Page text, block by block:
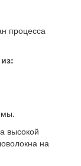
процесса
высокой
на